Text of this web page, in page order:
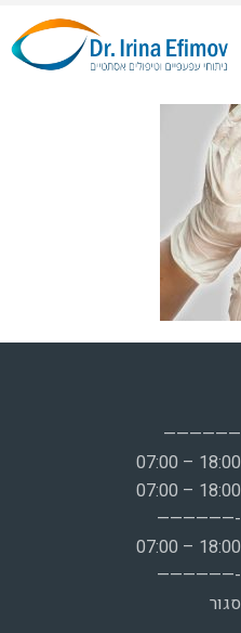
——————
07:00 – 18:00
07:00 – 18:00
——————-
07:00 – 18:00
——————-
סגור